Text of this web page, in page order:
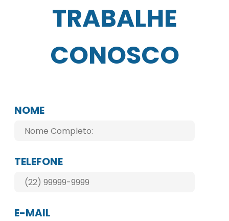
TRABALHE
CONOSCO
NOME
TELEFONE
E-MAIL